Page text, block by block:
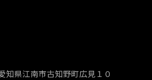
知県江南市古知野町広見１０